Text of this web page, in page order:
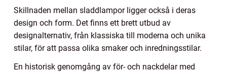
Skillnaden mellan sladdlampor ligger också i deras
design och form. Det finns ett brett utbud av
designalternativ, från klassiska till moderna och unika
stilar, för att passa olika smaker och inredningsstilar.
En historisk genomgång av för- och nackdelar med